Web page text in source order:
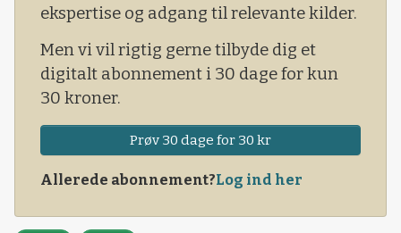
ekspertise og adgang til relevante kilder.
Men vi vil rigtig gerne tilbyde dig et
digitalt abonnement i 30 dage for kun
30 kroner.
Prøv 30 dage for 30 kr
Allerede abonnement?Log ind her